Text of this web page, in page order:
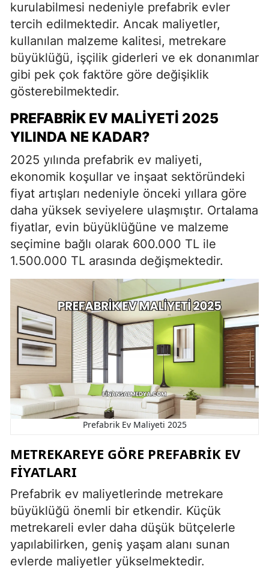
kurulabilmesi nedeniyle prefabrik evler
tercih edilmektedir. Ancak maliyetler,
kullanılan malzeme kalitesi, metrekare
büyüklüğü, işçilik giderleri ve ek donanımlar
gibi pek çok faktöre göre değişiklik
gösterebilmektedir.
PREFABRIK EV MALIYETI 2025
YILINDA NE KADAR?
2025 yılında prefabrik ev maliyeti,
ekonomik koşullar ve inşaat sektöründeki
fiyat artışları nedeniyle önceki yıllara göre
daha yüksek seviyelere ulaşmıştır. Ortalama
fiyatlar, evin büyüklüğüne ve malzeme
seçimine bağlı olarak 600.000 TL ile
1.500.000 TL arasında değişmektedir.
Prefabrik Ev Maliyeti 2025
METREKAREYE GÖRE PREFABRIK EV
FIYATLARI
Prefabrik ev maliyetlerinde metrekare
büyüklüğü önemli bir etkendir. Küçük
metrekareli evler daha düşük bütçelerle
yapılabilirken, geniş yaşam alanı sunan
evlerde maliyetler yükselmektedir.